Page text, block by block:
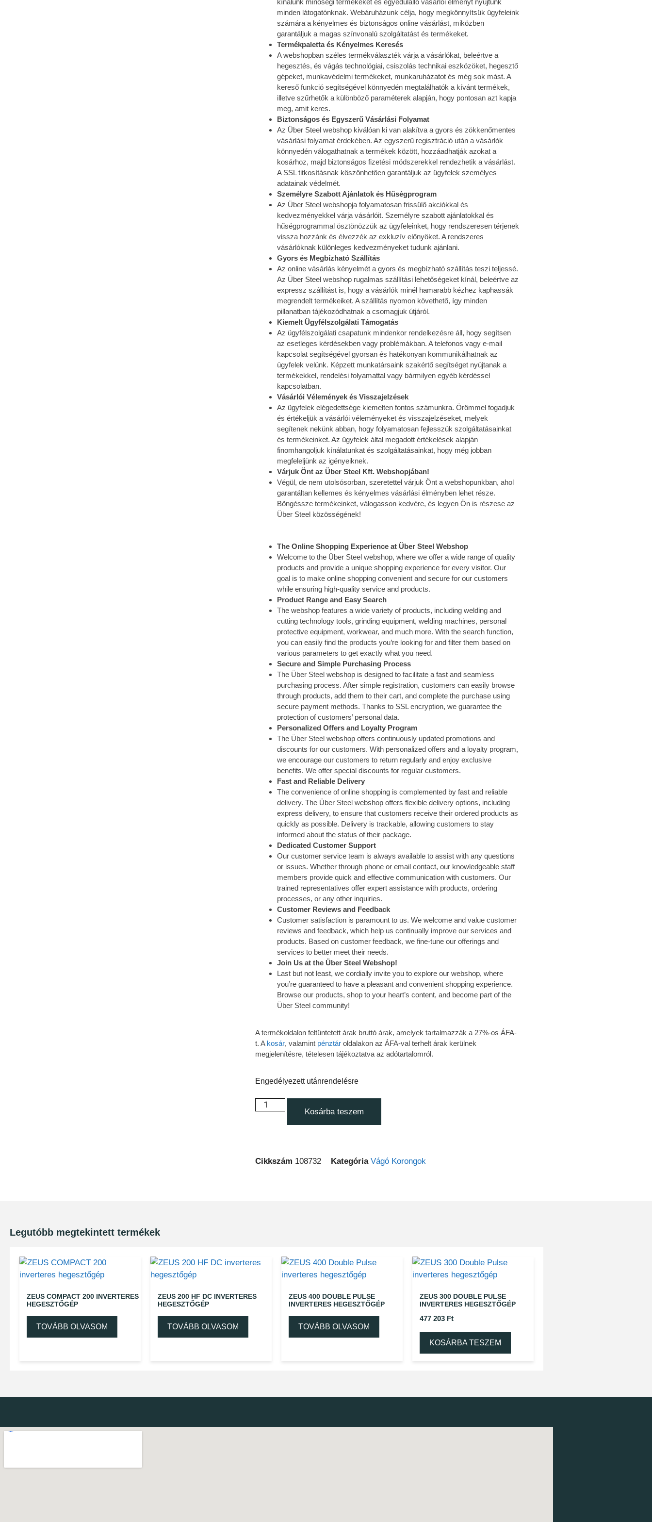
kínálunk minőségi termékeket és egyedülálló vásárlói élményt nyújtunk
minden látogatónknak. Webáruházunk célja, hogy megkönnyítsük ügyfeleink
számára a kényelmes és biztonságos online vásárlást, miközben
garantáljuk a magas színvonalú szolgáltatást és termékeket.
Termékpaletta és Kényelmes Keresés
A webshopban széles termékválaszték várja a vásárlókat, beleértve a
hegesztés, és vágás technológiai, csiszolás technikai eszközöket, hegesztő
gépeket, munkavédelmi termékeket, munkaruházatot és még sok mást. A
kereső funkció segítségével könnyedén megtalálhatók a kívánt termékek,
illetve szűrhetők a különböző paraméterek alapján, hogy pontosan azt kapja
meg, amit keres.
Biztonságos és Egyszerű Vásárlási Folyamat
Az Über Steel webshop kiválóan ki van alakítva a gyors és zökkenőmentes
vásárlási folyamat érdekében. Az egyszerű regisztráció után a vásárlók
könnyedén válogathatnak a termékek között, hozzáadhatják azokat a
kosárhoz, majd biztonságos fizetési módszerekkel rendezhetik a vásárlást.
A SSL titkosításnak köszönhetően garantáljuk az ügyfelek személyes
adatainak védelmét.
Személyre Szabott Ajánlatok és Hűségprogram
Az Über Steel webshopja folyamatosan frissülő akciókkal és
kedvezményekkel várja vásárlóit. Személyre szabott ajánlatokkal és
hűségprogrammal ösztönözzük az ügyfeleinket, hogy rendszeresen térjenek
vissza hozzánk és élvezzék az exkluzív előnyöket. A rendszeres
vásárlóknak különleges kedvezményeket tudunk ajánlani.
Gyors és Megbízható Szállítás
Az online vásárlás kényelmét a gyors és megbízható szállítás teszi teljessé.
Az Über Steel webshop rugalmas szállítási lehetőségeket kínál, beleértve az
expressz szállítást is, hogy a vásárlók minél hamarabb kézhez kaphassák
megrendelt termékeiket. A szállítás nyomon követhető, így minden
pillanatban tájékozódhatnak a csomagjuk útjáról.
Kiemelt Ügyfélszolgálati Támogatás
Az ügyfélszolgálati csapatunk mindenkor rendelkezésre áll, hogy segítsen
az esetleges kérdésekben vagy problémákban. A telefonos vagy e-mail
kapcsolat segítségével gyorsan és hatékonyan kommunikálhatnak az
ügyfelek velünk. Képzett munkatársaink szakértő segítséget nyújtanak a
termékekkel, rendelési folyamattal vagy bármilyen egyéb kérdéssel
kapcsolatban.
Vásárlói Vélemények és Visszajelzések
Az ügyfelek elégedettsége kiemelten fontos számunkra. Örömmel fogadjuk
és értékeljük a vásárlói véleményeket és visszajelzéseket, melyek
segítenek nekünk abban, hogy folyamatosan fejlesszük szolgáltatásainkat
és termékeinket. Az ügyfelek által megadott értékelések alapján
finomhangoljuk kínálatunkat és szolgáltatásainkat, hogy még jobban
megfeleljünk az igényeiknek.
Várjuk Önt az Über Steel Kft. Webshopjában!
Végül, de nem utolsósorban, szeretettel várjuk Önt a webshopunkban, ahol
garantáltan kellemes és kényelmes vásárlási élményben lehet része.
Böngéssze termékeinket, válogasson kedvére, és legyen Ön is részese az
Über Steel közösségének!
The Online Shopping Experience at Über Steel Webshop
Welcome to the Über Steel webshop, where we offer a wide range of quality
products and provide a unique shopping experience for every visitor. Our
goal is to make online shopping convenient and secure for our customers
while ensuring high-quality service and products.
Product Range and Easy Search
The webshop features a wide variety of products, including welding and
cutting technology tools, grinding equipment, welding machines, personal
protective equipment, workwear, and much more. With the search function,
you can easily find the products you’re looking for and filter them based on
various parameters to get exactly what you need.
Secure and Simple Purchasing Process
The Über Steel webshop is designed to facilitate a fast and seamless
purchasing process. After simple registration, customers can easily browse
through products, add them to their cart, and complete the purchase using
secure payment methods. Thanks to SSL encryption, we guarantee the
protection of customers’ personal data.
Personalized Offers and Loyalty Program
The Über Steel webshop offers continuously updated promotions and
discounts for our customers. With personalized offers and a loyalty program,
we encourage our customers to return regularly and enjoy exclusive
benefits. We offer special discounts for regular customers.
Fast and Reliable Delivery
The convenience of online shopping is complemented by fast and reliable
delivery. The Über Steel webshop offers flexible delivery options, including
express delivery, to ensure that customers receive their ordered products as
quickly as possible. Delivery is trackable, allowing customers to stay
informed about the status of their package.
Dedicated Customer Support
Our customer service team is always available to assist with any questions
or issues. Whether through phone or email contact, our knowledgeable staff
members provide quick and effective communication with customers. Our
trained representatives offer expert assistance with products, ordering
processes, or any other inquiries.
Customer Reviews and Feedback
Customer satisfaction is paramount to us. We welcome and value customer
reviews and feedback, which help us continually improve our services and
products. Based on customer feedback, we fine-tune our offerings and
services to better meet their needs.
Join Us at the Über Steel Webshop!
Last but not least, we cordially invite you to explore our webshop, where
you’re guaranteed to have a pleasant and convenient shopping experience.
Browse our products, shop to your heart’s content, and become part of the
Über Steel community!
A termékoldalon feltüntetett árak bruttó árak, amelyek tartalmazzák a 27%-os ÁFA-
t. A kosár, valamint pénztár oldalakon az ÁFA-val terhelt árak kerülnek
megjelenítésre, tételesen tájékoztatva az adótartalomról.
Engedélyezett utánrendelésre
Kosárba teszem
Cikkszám 108732 Kategória Vágó Korongok
Legutóbb megtekintett termékek
ZEUS COMPACT 200 INVERTERES
HEGESZTŐGÉP
TOVÁBB OLVASOM
ZEUS 200 HF DC INVERTERES
HEGESZTŐGÉP
TOVÁBB OLVASOM
ZEUS 400 DOUBLE PULSE
INVERTERES HEGESZTŐGÉP
TOVÁBB OLVASOM
ZEUS 300 DOUBLE PULSE
INVERTERES HEGESZTŐGÉP
477 203 Ft
KOSÁRBA TESZEM